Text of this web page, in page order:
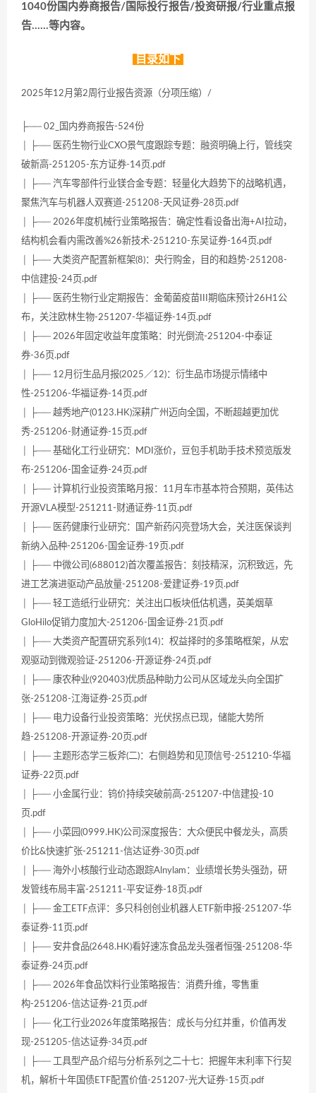
1040份国内券商报告/国际投行报告/投资研报/行业重点报
告……等内容。
目录如下
2025年12月第2周行业报告资源（分项压缩）/
├── 02_国内券商报告-524份
│ ├── 医药生物行业CXO景气度跟踪专题：融资明确上行，管线突
破新高-251205-东方证券-14页.pdf
│ ├── 汽车零部件行业镁合金专题：轻量化大趋势下的战略机遇，
聚焦汽车与机器人双赛道-251208-天风证券-28页.pdf
│ ├── 2026年度机械行业策略报告：确定性看设备出海+AI拉动，
结构机会看内需改善%26新技术-251210-东吴证券-164页.pdf
│ ├── 大类资产配置新框架(8)：央行购金，目的和趋势-251208-
中信建投-24页.pdf
│ ├── 医药生物行业定期报告：金葡菌疫苗III期临床预计26H1公
布，关注欧林生物-251207-华福证券-14页.pdf
│ ├── 2026年固定收益年度策略：时光倒流-251204-中泰证
券-36页.pdf
│ ├── 12月衍生品月报(2025／12)：衍生品市场提示情绪中
性-251206-华福证券-14页.pdf
│ ├── 越秀地产(0123.HK)深耕广州迈向全国，不断超越更加优
秀-251206-财通证券-15页.pdf
│ ├── 基础化工行业研究：MDI涨价，豆包手机助手技术预览版发
布-251206-国金证券-24页.pdf
│ ├── 计算机行业投资策略月报：11月车市基本符合预期，英伟达
开源VLA模型-251211-财通证券-11页.pdf
│ ├── 医药健康行业研究：国产新药闪亮登场大会，关注医保谈判
新纳入品种-251206-国金证券-19页.pdf
│ ├── 中微公司(688012)首次覆盖报告：刻技精深，沉积致远，先
进工艺演进驱动产品放量-251208-爱建证券-19页.pdf
│ ├── 轻工造纸行业研究：关注出口板块低估机遇，英美烟草
GloHilo促销力度加大-251206-国金证券-21页.pdf
│ ├── 大类资产配置研究系列(14)：权益择时的多策略框架，从宏
观驱动到微观验证-251206-开源证券-24页.pdf
│ ├── 康农种业(920403)优质品种助力公司从区域龙头向全国扩
张-251208-江海证券-25页.pdf
│ ├── 电力设备行业投资策略：光伏拐点已现，储能大势所
趋-251208-开源证券-20页.pdf
│ ├── 主题形态学三板斧(二)：右侧趋势和见顶信号-251210-华福
证券-22页.pdf
│ ├── 小金属行业：钨价持续突破前高-251207-中信建投-10
页.pdf
│ ├── 小菜园(0999.HK)公司深度报告：大众便民中餐龙头，高质
价比&快速扩张-251211-信达证券-30页.pdf
│ ├── 海外小核酸行业动态跟踪Alnylam：业绩增长势头强劲，研
发管线布局丰富-251211-平安证券-18页.pdf
│ ├── 金工ETF点评：多只科创创业机器人ETF新申报-251207-华
泰证券-11页.pdf
│ ├── 安井食品(2648.HK)看好速冻食品龙头强者恒强-251208-华
泰证券-24页.pdf
│ ├── 2026年食品饮料行业策略报告：消费升维，零售重
构-251206-信达证券-21页.pdf
│ ├── 化工行业2026年度策略报告：成长与分红并重，价值再发
现-251205-信达证券-34页.pdf
│ ├── 工具型产品介绍与分析系列之二十七：把握年末利率下行契
机，解析十年国债ETF配置价值-251207-光大证券-15页.pdf